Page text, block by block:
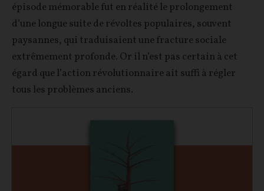
épisode mémorable fut en réalité le prolongement
d’une longue suite de révoltes populaires, souvent
paysannes, qui traduisaient une fracture sociale
extrêmement profonde. Or il n’est pas certain à cet
égard que l’action révolutionnaire ait suffi à régler
tous les problèmes anciens.